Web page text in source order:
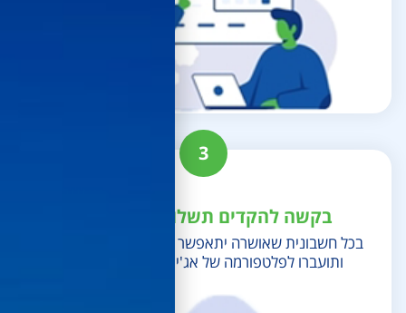
3
בקשה להקדים תשלום החשבונית
חשבונית שאושרה יתאפשר להקדים את התשלום
ותועברו לפלטפורמה של אג'ייל לקבל התשלום.